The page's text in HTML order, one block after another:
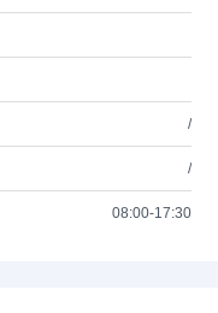
/
/
08:00-17:30